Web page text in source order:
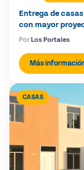
Entrega de
con mayor
PorLos Portales
Más
CASAS